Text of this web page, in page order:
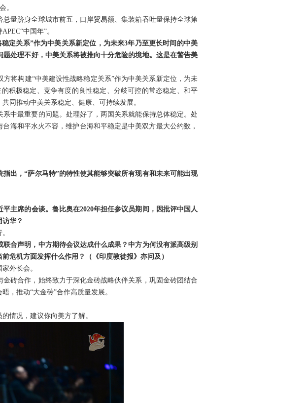
。
量跻身全球城市前五，口岸贸易额、集装箱吞吐量保持全球第
中国年”。
定关系”作为中美关系新定位，为未来3年乃至更长时间的中美
处理不好，中美关系将被推向十分危险的境地。这是在警告美
将构建“中美建设性战略稳定关系”作为中美关系新定位，为未
积极稳定、竞争有度的良性稳定、分歧可控的常态稳定、和平
同推动中美关系稳定、健康、可持续发展。
中最重要的问题。处理好了，两国关系就能保持总体稳定。处
海和平水火不容，维护台海和平稳定是中美双方最大公约数，
出，“萨尔马特”的特性使其能够突破所有现有和未来可能出现
主席的会谈。鲁比奥在2020年担任参议员期间，因批评中国人
华？
合声明，中方期待会议达成什么成果？中方为何没有派高级别
危机方面发挥什么作用？（《印度教徒报》亦问及）
外长会。
砖合作，始终致力于深化金砖战略伙伴关系，巩固金砖团结合
，推动“大金砖”合作高质量发展。
情况，建议你向美方了解。